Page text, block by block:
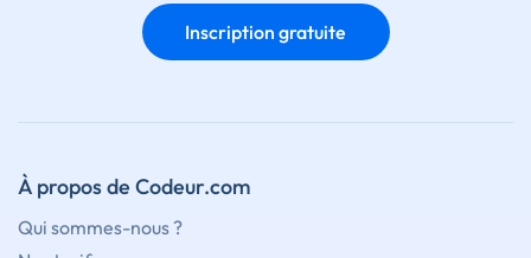
Inscription gratuite
À propos de Codeur.com
Qui sommes-nous ?